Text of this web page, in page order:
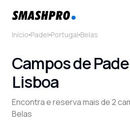
Início Padel Portugal Belas
Campos de
Lisboa
Encontra e reserva mais de 2
Belas